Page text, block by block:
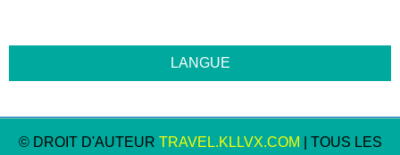
© DROIT D'AUTEUR TRAVEL.KLLVX.COM | TOUS LES